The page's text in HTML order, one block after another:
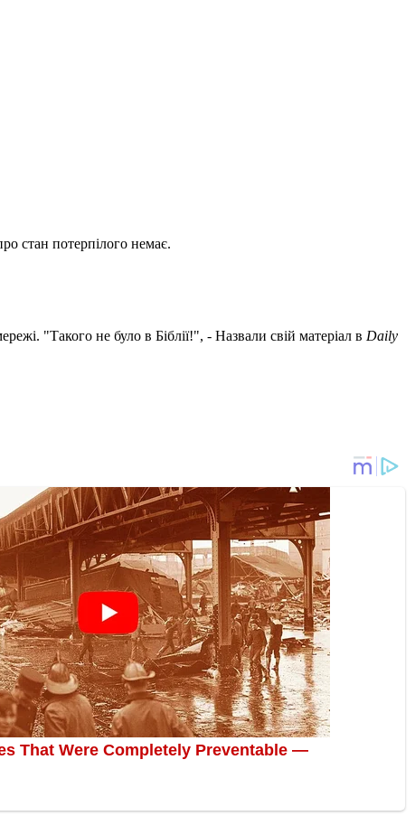
стан потерпілого немає.
"Такого не було в Біблії!", - Назвали свій матеріал в Daily